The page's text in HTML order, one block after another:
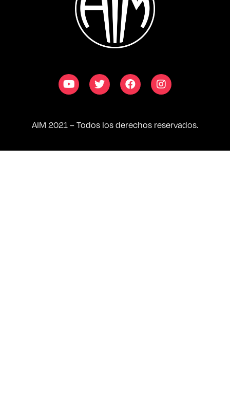
AIM 2021 – Todos los derechos reservados.